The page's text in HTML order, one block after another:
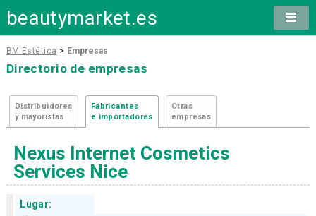
beautymarket.es
BM Estética > Empresas
Directorio de empresas
Distribuidores
y mayoristas
Fabricantes
e importadores
Otras
empresas
Nexus Internet Cosmetics
Services Nice
Lugar: